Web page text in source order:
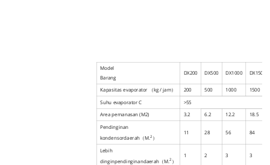
Model
Barang
DX200 DX500 DX1000 DX1500
Kapasitas evaporator （kg / jam） 200 500 1000 1500
Suhu evaporator C
>55
Area pemanasan (M2)
3.2 6.2 12.2
18.5
Pendinginan
kondensordaerah （M.2 ）
11 28 56 84
Lebih
dinginpendinginandaerah （M.2）
1 2 3 3